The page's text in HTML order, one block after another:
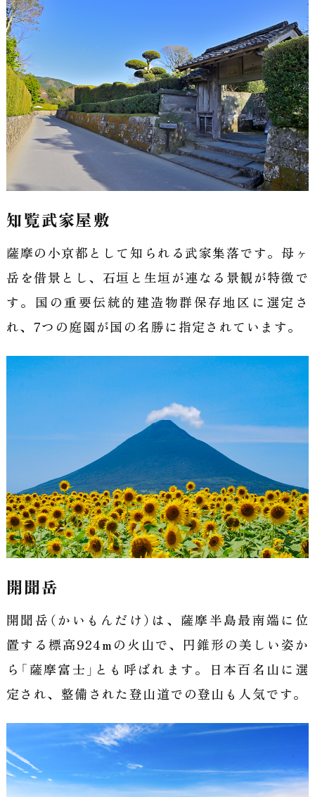
知覧武家屋敷
薩摩の小京都として知られる武家集落です。母ヶ
岳を借景とし、石垣と生垣が連なる景観が特徴で
す。国の重要伝統的建造物群保存地区に選定さ
れ、7つの庭園が国の名勝に指定されています。
開聞岳
開聞岳（かいもんだけ）は、薩摩半島最南端に位
置する標高924mの火山で、円錐形の美しい姿か
ら「薩摩富士」とも呼ばれます。日本百名山に選
定され、整備された登山道での登山も人気です。